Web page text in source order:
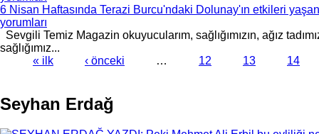
6 Nisan Haftasında Terazi Burcu'ndaki Dolunay'ın etkileri
yorumları
Sevgili Temiz Magazin okuyucularım, sağlığımızın, ağız
sağlığımız...
« ilk ‹ önceki … 12 13 14
Seyhan Erdağ